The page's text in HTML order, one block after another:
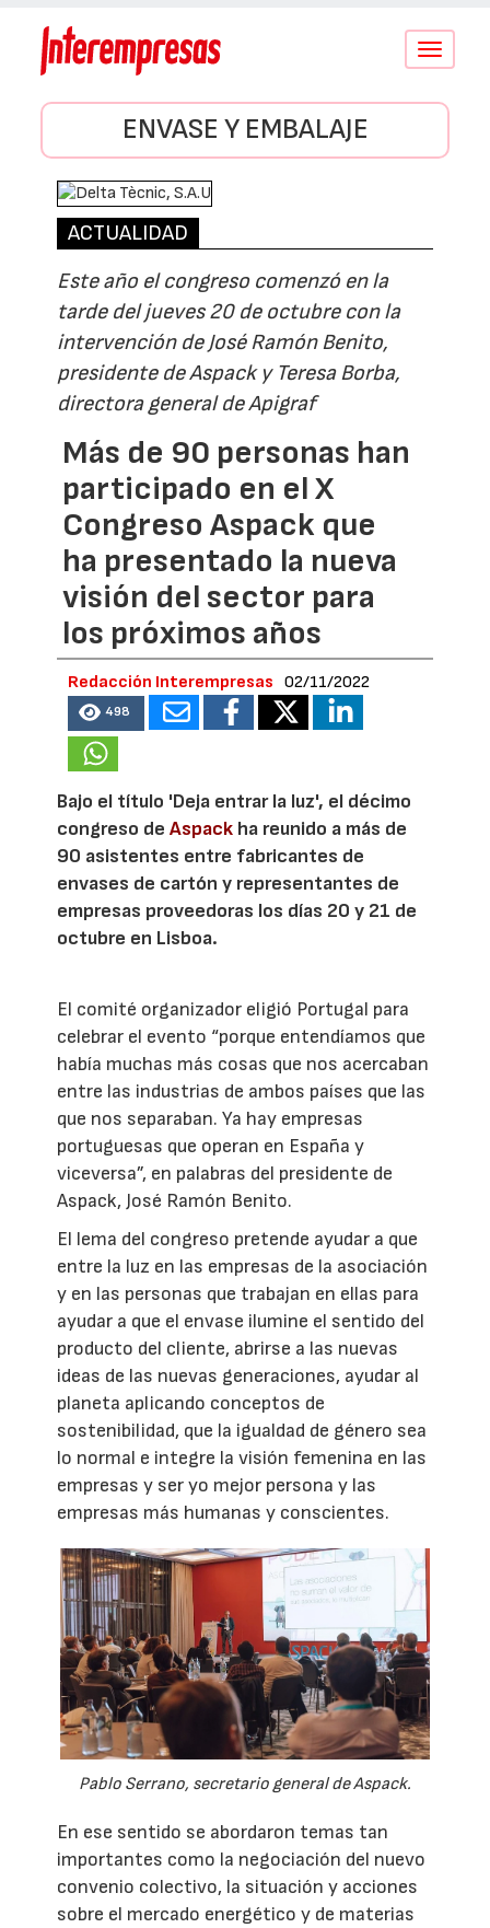
Conmutar
ENVASE Y EMBALAJE
ACTUALIDAD
Este año el congreso comenzó en la
tarde del jueves 20 de octubre con la
intervención de José Ramón Benito,
presidente de Aspack y Teresa Borba,
directora general de Apigraf
Más de 90 personas han
participado en el X
Congreso Aspack que
ha presentado la nueva
visión del sector para
los próximos años
Redacción Interempresas 02/11/2022
498
Bajo el título 'Deja entrar la luz', el décimo
congreso deAspack ha reunido a más de
90 asistentes entre fabricantes de
envases de cartón y representantes de
empresas proveedoras los días 20 y 21 de
octubre en Lisboa.
El comité organizador eligió Portugal para
celebrar el evento “porque entendíamos que
había muchas más cosas que nos acercaban
entre las industrias de ambos países que las
que nos separaban. Ya hay empresas
portuguesas que operan en España y
viceversa”, en palabras del presidente de
Aspack, José Ramón Benito.
El lema del congreso pretende ayudar a que
entre la luz en las empresas de la asociación
y en las personas que trabajan en ellas para
ayudar a que el envase ilumine el sentido del
producto del cliente, abrirse a las nuevas
ideas de las nuevas generaciones, ayudar al
planeta aplicando conceptos de
sostenibilidad, que la igualdad de género sea
lo normal e integre la visión femenina en las
empresas y ser yo mejor persona y las
empresas más humanas y conscientes.
Pablo Serrano, secretario general de Aspack.
En ese sentido se abordaron temas tan
importantes como la negociación del nuevo
convenio colectivo, la situación y acciones
sobre el mercado energético y de materias